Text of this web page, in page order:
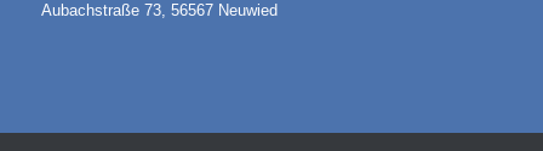
Aubachstraße 73, 56567 Neuwied